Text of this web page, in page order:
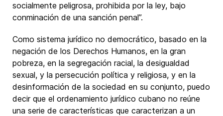
socialmente peligrosa, prohibida por la ley, bajo
conminación de una sanción penal”.
Como sistema jurídico no democrático, basado en la
negación de los Derechos Humanos, en la gran
pobreza, en la segregación racial, la desigualdad
sexual, y la persecución política y religiosa, y en la
desinformación de la sociedad en su conjunto, puedo
decir que el ordenamiento jurídico cubano no reúne
una serie de características que caracterizan a un